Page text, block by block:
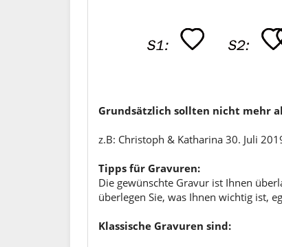
Grundsätzlich sollten nicht mehr
z.B: Christoph & Katharina 30. Juli
Tipps für Gravuren:
Die gewünschte Gravur ist Ihnen
überlegen Sie, was Ihnen wichtig ist,
Klassische Gravuren sind: